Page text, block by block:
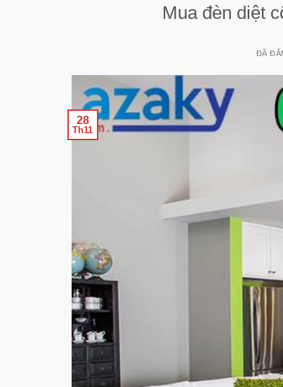
Mua đèn diệt
ĐÃ
28
Th11